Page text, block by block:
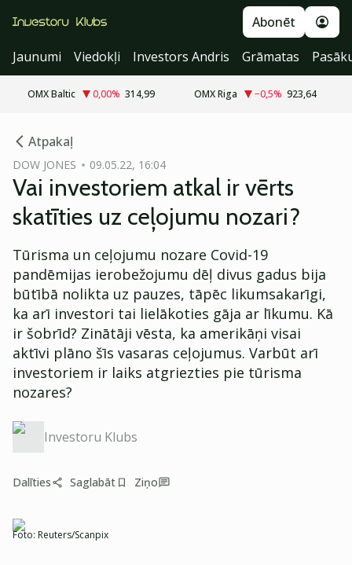
Abonēt
Jaunumi
Viedokļi Investors Andris Grāmatas
OMX Baltic 0,00% 314,99 OMX Riga −0,5% 923,64
Atpakaļ
DOW JONES 09.05.22, 16:04
Vai investoriem atkal ir vērts
skatīties uz ceļojumu nozari?
Tūrisma un ceļojumu nozare Covid-19
pandēmijas ierobežojumu dēļ divus gadus bija
būtībā nolikta uz pauzes, tāpēc likumsakarīgi,
ka arī investori tai lielākoties gāja ar līkumu. Kā
ir šobrīd? Zinātāji vēsta, ka amerikāņi visai
aktīvi plāno šīs vasaras ceļojumus. Varbūt arī
investoriem ir laiks atgriezties pie tūrisma
nozares?
Investoru Klubs
Dalīties Saglabāt Ziņo
Foto: Reuters/Scanpix